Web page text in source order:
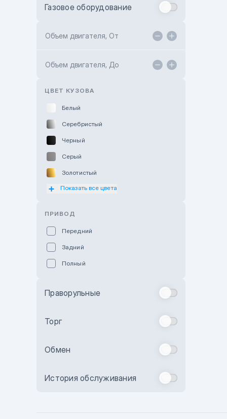
Toyota Kokshetau
Hyundai ShymCity
Газовое оборудование
Объем двигателя, От
Объем двигателя, До
ЦВЕТ КУЗОВА
Белый
Серебристый
Черный
Серый
Золотистый
Оранжевый
Бежевый
Комбинированный
Показать все цвета
ПРИВОД
Передний
Задний
Полный
Праворульные
Торг
Обмен
История обслуживания